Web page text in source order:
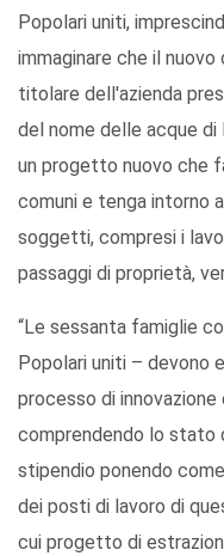
Popolari uniti,
immaginare che il
titolare dell'azienda
del nome delle acque
un progetto nuovo che
comuni e tenga intorno
soggetti, compresi i
passaggi di proprietà,
“Le sessanta famiglie
Popolari uniti – devono
processo di
comprendendo lo stato
stipendio ponendo
dei posti di lavoro di
cui progetto di